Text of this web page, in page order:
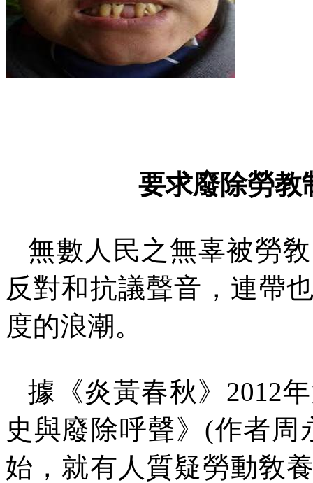
要求廢除勞教
無數人民之無辜被勞
反對和抗議聲音，連帶
度的浪潮。
據《炎黃春秋》 2012
史與廢除呼聲》 (作者周
始，就有人質疑勞動敎